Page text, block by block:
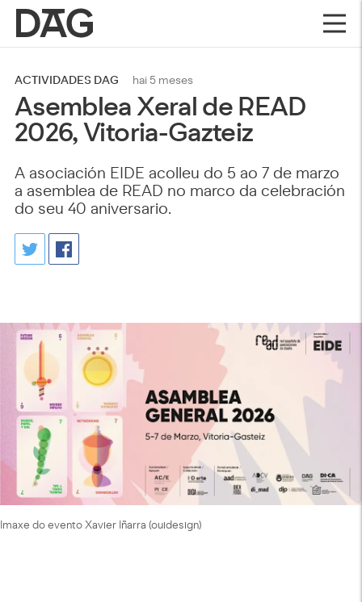
ACTIVIDADES DAG hai 5 meses
Asemblea Xeral de READ
2026, Vitoria-Gazteiz
A asociación EIDE acolleu do 5 ao 7 de marzo
a asemblea de READ no marco da celebración
do seu 40 aniversario.
Imaxe do evento Xavier Iñarra (ouidesign)